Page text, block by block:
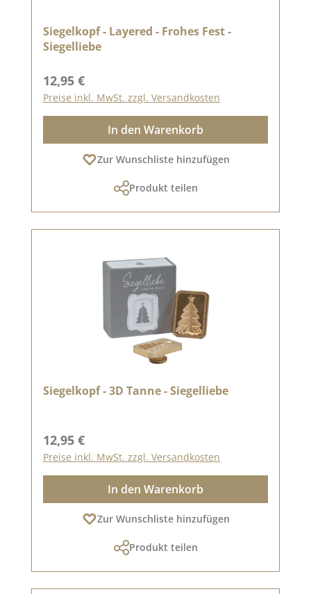
Siegelkopf - Layered - Frohes Fest -
Siegelliebe
Regulärer Preis:
12,95 €
Preise inkl. MwSt. zzgl. Versandkosten
In den Warenkorb
Zur Wunschliste hinzufügen
Produkt teilen
Siegelkopf - 3D Tanne - Siegelliebe
Regulärer Preis:
12,95 €
Preise inkl. MwSt. zzgl. Versandkosten
In den Warenkorb
Zur Wunschliste hinzufügen
Produkt teilen